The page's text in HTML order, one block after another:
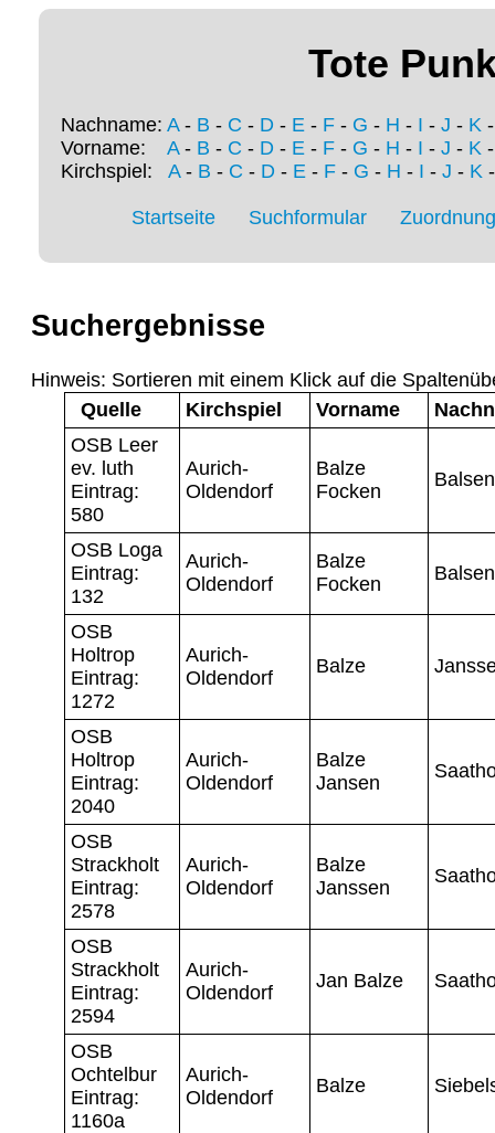
Tote
Nachname: A- B - C - D - E - F - G - H - I - J - K
Vorname: A- B - C - D - E - F - G - H - I - J - K
Kirchspiel: A- B - C - D- E- F- G - H - I - J - K
Startseite Suchformular
Suchergebnisse
Hinweis: Sortieren mit einem Klick auf die
Quelle
Kirchspiel Vorname
OSB Leer
ev. luth
Eintrag:
580
Aurich-
Oldendorf
Balze
Focken
Balsen
OSB Loga
Eintrag:
132
Aurich-
Oldendorf
Balze
Focken
Balsen
OSB
Holtrop
Eintrag:
1272
Aurich-
Oldendorf
Balze
OSB
Holtrop
Eintrag:
2040
Aurich-
Oldendorf
Balze
Jansen
OSB
Strackholt
Eintrag:
2578
Aurich-
Oldendorf
Balze
Janssen
OSB
Strackholt
Eintrag:
2594
Aurich-
Oldendorf
Jan Balze
OSB
Ochtelbur
Eintrag:
1160a
Aurich-
Oldendorf
Balze